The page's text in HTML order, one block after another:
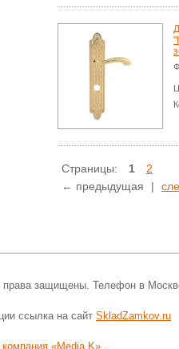
Страницы: 1
2
← предыдущая
|
права защищены. Телефон в
ссылка на сайт SkladZamkov.ru
компания «Media K» .